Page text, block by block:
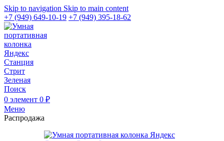
Skip to navigation Skip to main content
+7 (949) 649-10-19 +7 (949) 395-18-62
Поиск
0 элемент 0 ₽
Меню
Распродажа